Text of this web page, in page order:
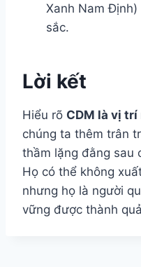
Xanh Nam
sắc.
Lời kết
Hiểu rõ CDM là vị
chúng ta thêm trân
thầm lặng đằng sau
Họ có thể không
nhưng họ là người
vững được thành